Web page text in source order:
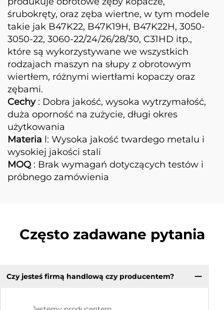
śrubokręty, oraz zęba wiertne, w tym modele
takie jak B47K22, B47K19H, B47K22H, 3050-
3050-22, 3060-22/24/26/28/30, C31HD itp.,
które są wykorzystywane we wszystkich
rodzajach maszyn na słupy z obrotowym
wiertłem, różnymi wiertłami kopaczy oraz
zębami.
Cechy : Dobra jakość, wysoka wytrzymałość,
duża oporność na zużycie, długi okres
użytkowania
Materia l: Wysoka jakość twardego metalu i
wysokiej jakości stali
MOQ : Brak wymagań dotyczących testów i
próbnego zamówienia
Często zadawane pytania
Czy jesteś firmą handlową czy producentem?